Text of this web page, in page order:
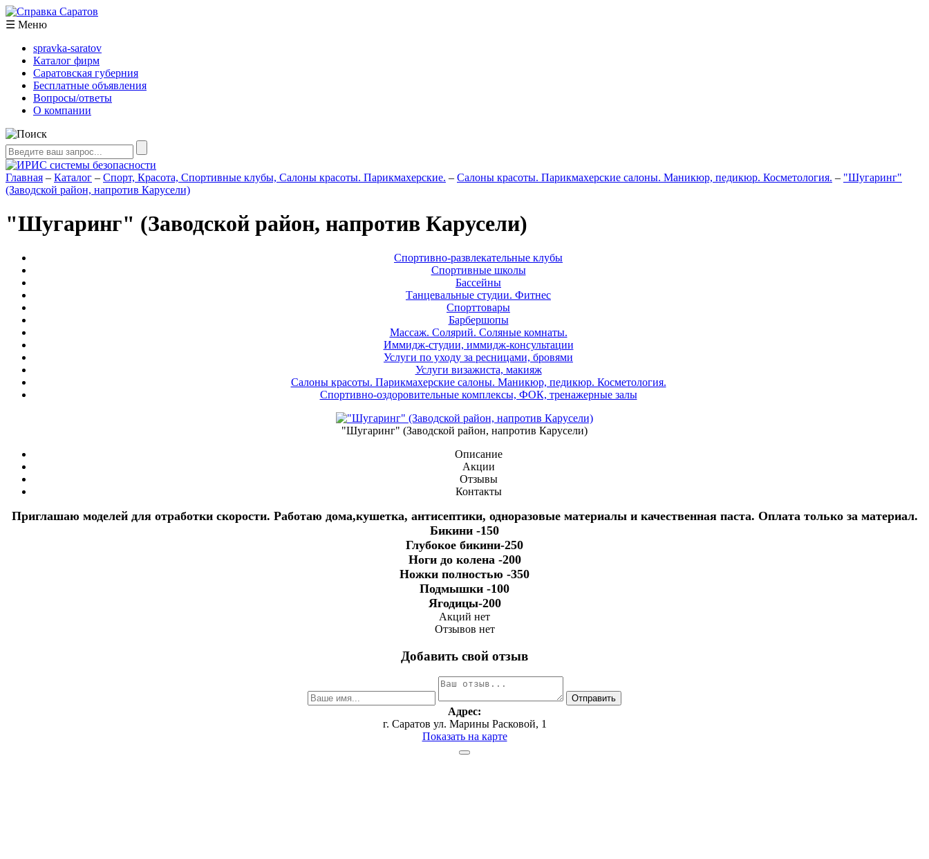
☰ Меню
spravka-saratov
Каталог фирм
Саратовская губерния
Бесплатные объявления
Вопросы/ответы
О компании
Главная – Каталог – Спорт, Красота, Спортивные клубы, Салоны красоты. Парикмахерские. – Салоны красоты. Парикмахерские салоны. Маникюр, педикюр. Косметология. – "Шугаринг"
(Заводской район, напротив Карусели)
"Шугаринг" (Заводской район, напротив Карусели)
Спортивно-развлекательные клубы
Спортивные школы
Бассейны
Танцевальные студии. Фитнес
Спорттовары
Барбершопы
Массаж. Солярий. Соляные комнаты.
Иммидж-студии, иммидж-консультации
Услуги по уходу за ресницами, бровями
Услуги визажиста, макияж
Салоны красоты. Парикмахерские салоны. Маникюр, педикюр. Косметология.
Спортивно-оздоровительные комплексы, ФОК, тренажерные залы
"Шугаринг" (Заводской район, напротив Карусели)
Описание
Акции
Отзывы
Контакты
Приглашаю моделей для отработки скорости. Работаю дома,кушетка, антисептики, одноразовые материалы и качественная паста. Оплата только за материал.
Бикини -150
Глубокое бикини-250
Ноги до колена -200
Ножки полностью -350
Подмышки -100
Ягодицы-200
Акций нет
Отзывов нет
Добавить свой отзыв
Адрес:
г. Саратов ул. Марины Расковой, 1
Показать на карте